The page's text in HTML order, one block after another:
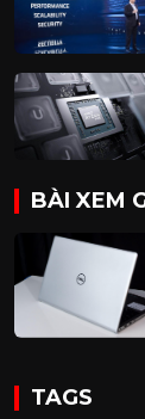
BÀI XEM
TAGS